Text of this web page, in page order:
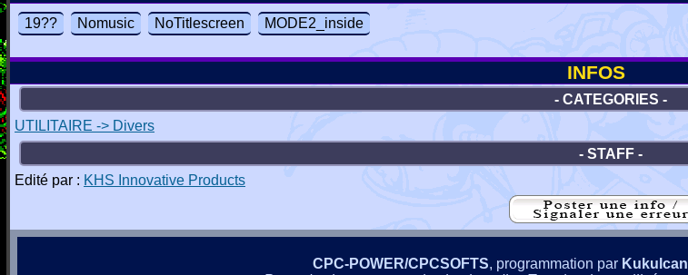
19?? Nomusic NoTitlescreen MODE2_inside
INFOS
- CATEGORIES -
UTILITAIRE -> Divers
- STAFF -
Edité par : KHS Innovative Products
CPC-POWER/CPCSOFTS, programmation par Kukulcan